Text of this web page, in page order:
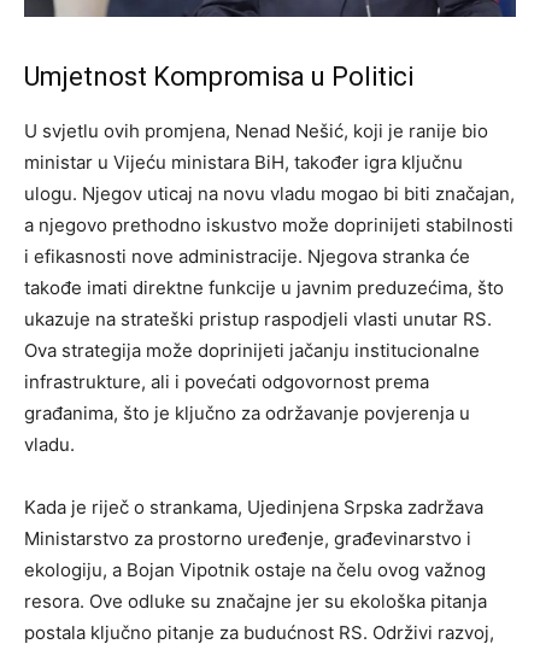
Umjetnost Kompromisa u Politici
U svjetlu ovih promjena, Nenad Nešić, koji je ranije bio
ministar u Vijeću ministara BiH, također igra ključnu
ulogu. Njegov uticaj na novu vladu mogao bi biti značajan,
a njegovo prethodno iskustvo može doprinijeti stabilnosti
i efikasnosti nove administracije. Njegova stranka će
takođe imati direktne funkcije u javnim preduzećima, što
ukazuje na strateški pristup raspodjeli vlasti unutar RS.
Ova strategija može doprinijeti jačanju institucionalne
infrastrukture, ali i povećati odgovornost prema
građanima, što je ključno za održavanje povjerenja u
vladu.
Kada je riječ o strankama, Ujedinjena Srpska zadržava
Ministarstvo za prostorno uređenje, građevinarstvo i
ekologiju, a Bojan Vipotnik ostaje na čelu ovog važnog
resora. Ove odluke su značajne jer su ekološka pitanja
postala ključno pitanje za budućnost RS. Održivi razvoj,